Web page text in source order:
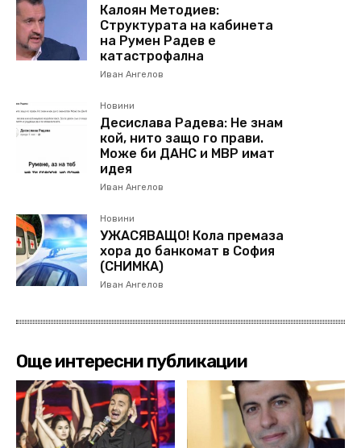
Калоян Методиев:
Структурата на кабинета
на Румен Радев е
катастрофална
Иван Ангелов
Новини
Десислава Радева: Не знам
кой, нито защо го прави.
Може би ДАНС и МВР имат
идея
Иван Ангелов
Новини
УЖАСЯВАЩО! Кола премаза
хора до банкомат в София
(СНИМКА)
Иван Ангелов
Още интересни публикации